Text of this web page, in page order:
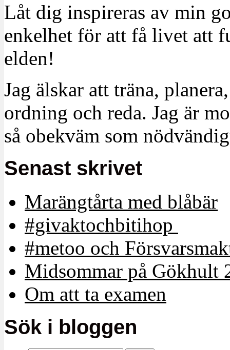
Låt dig inspireras av min
enkelhet för att få livet att
elden!
Jag älskar att träna,
ordning och reda. Jag är
så obekväm som
Senast skrivet
Marängtårta med blåbär
#givaktochbitihop
#metoo och
Midsommar på Gökhult
Om att ta examen
Sök i bloggen